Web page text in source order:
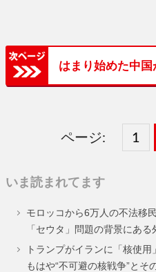
はまり始めた中
ページ:
固
ー
ジ
1
いま読まれてます
モロッコから6万人の不法移
「セウタ」問題の背景にある
トランプがイランに「核使用
もはや“不可避の核戦争”と